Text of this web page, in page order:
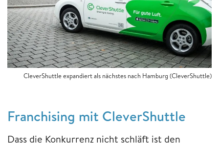
CleverShuttle expandiert als nächstes nach Hamburg (CleverShuttle)
Franchising mit CleverShuttle
Dass die Konkurrenz nicht schläft ist den